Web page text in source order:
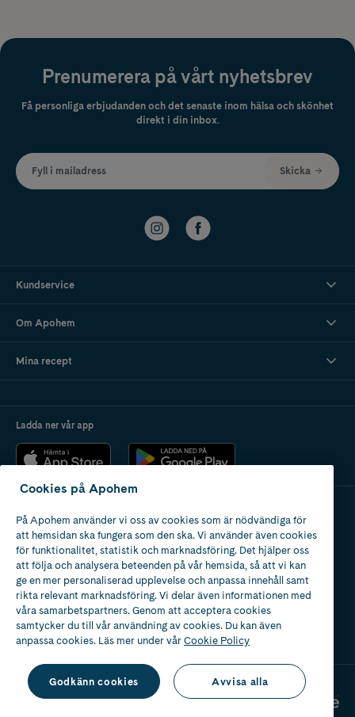
Prenumerera på vårt nyhetsbrev
Få personliga erbjudanden och det senaste inom hälsa och skönhet
direkt i din inbox.
Fyll i mailadress Skicka
Kundservice
Om Apohem
Mina recept
Ladda ner vår app
Apotek med tillstånd
av Läkemedelsverket
2024
Cookies på Apohem
På Apohem använder vi oss av cookies som är nödvändiga för
att hemsidan ska fungera som den ska. Vi använder även cookies
för funktionalitet, statistik och marknadsföring. Det hjälper oss
att följa och analysera beteenden på vår hemsida, så att vi kan
ge en mer personaliserad upplevelse och anpassa innehåll samt
rikta relevant marknadsföring. Vi delar även informationen med
våra samarbetspartners. Genom att acceptera cookies
samtycker du till vår användning av cookies. Du kan även
anpassa cookies. Läs mer under vårCookie Policy
Godkänn cookies Avvisa alla